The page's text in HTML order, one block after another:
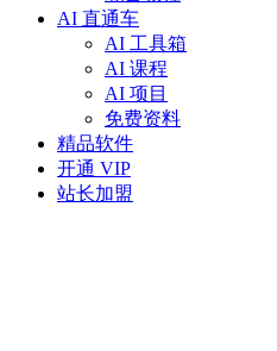
AI 直通车
AI 工具箱
AI 课程
AI 项目
免费资料
精品软件
开通 VIP
站长加盟